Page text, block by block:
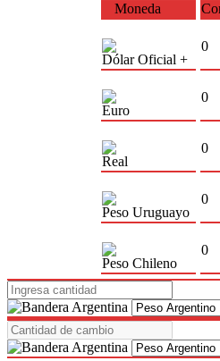
Moneda
Dólar Oficial +
0
Euro
0
Real
0
Peso Uruguayo
0
Peso Chileno
0